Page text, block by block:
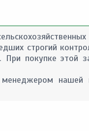
строгий
покупке этой
нашей